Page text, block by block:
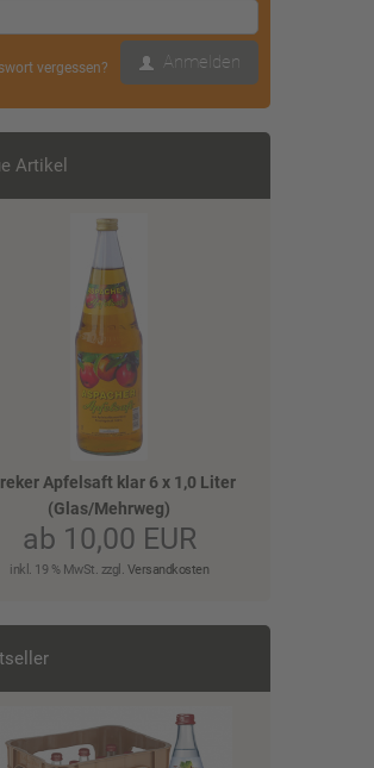
vergessen? Anmelden
Artikel
Apfelsaft klar 6 x 1,0 Liter
(Glas/Mehrweg)
ab 10,00 EUR
inkl. 19 % MwSt. zzgl. Versandkosten
MarkgrafenMineralwasserClassic